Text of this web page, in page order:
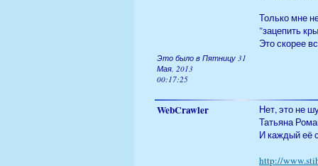
Только мне
"зацепить
Это скорее
Это было в Пятницу 31
Мая, 2013
00:17:25
WebCrawler
Нет, это не
Татьяна
И каждый её
http://